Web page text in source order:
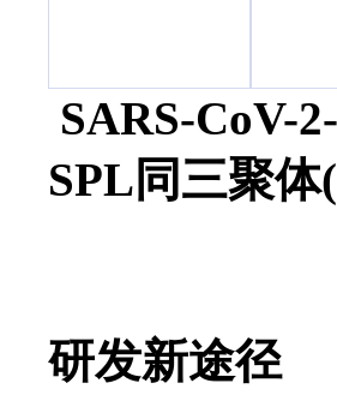
SARS-CoV-
SPL同三聚
研发新途径